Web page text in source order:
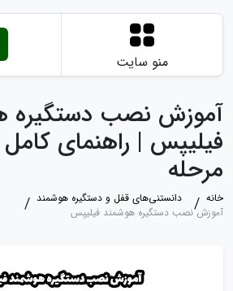
منو سایت
آموزش نصب دستگیره
فیلیپس | راهنمای
مرحله
خانه
دانستنی‌های قفل و دستگیره هوشمند
آموزش نصب دستگیره هوشمند فیلیپس